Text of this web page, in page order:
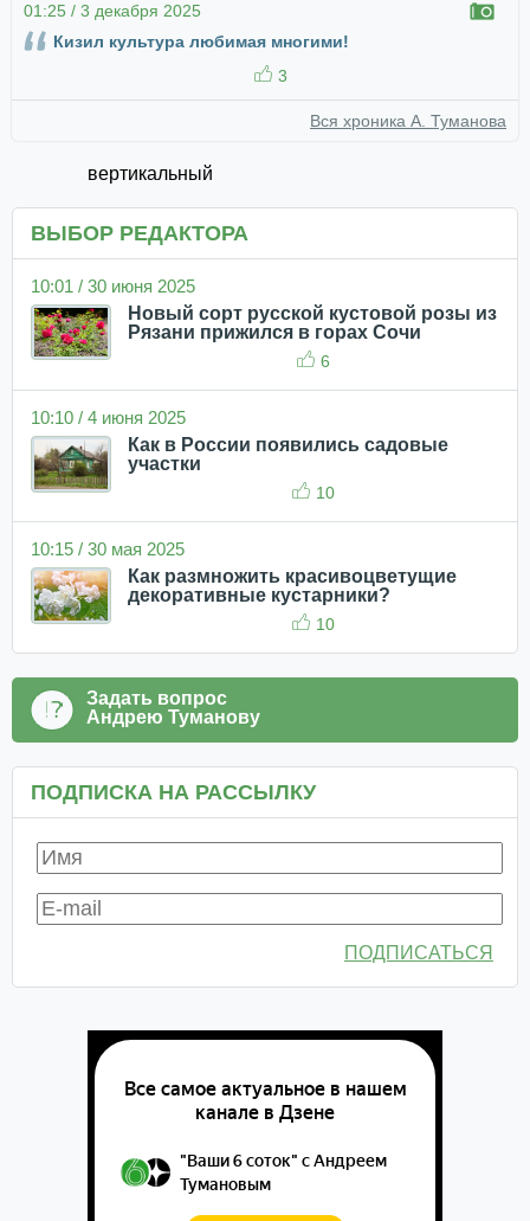
01:25 / 3 декабря 2025
Кизил культура любимая многими!
3
Вся хроника А. Туманова
вертикальный
ВЫБОР РЕДАКТОРА
10:01 / 30 июня 2025
Новый сорт русской кустовой розы из
Рязани прижился в горах Сочи
6
10:10 / 4 июня 2025
Как в России появились садовые
участки
10
10:15 / 30 мая 2025
Как размножить красивоцветущие
декоративные кустарники?
10
Задать вопрос
Андрею Туманову
ПОДПИСКА НА РАССЫЛКУ
ПОДПИСАТЬСЯ